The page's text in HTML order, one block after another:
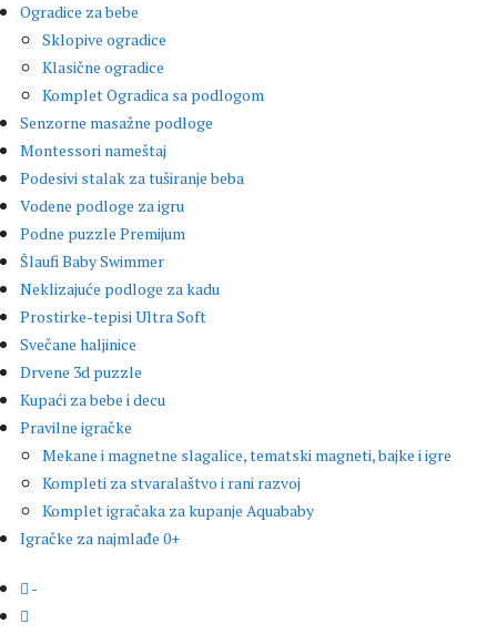
Ogradice za bebe
Sklopive ogradice
Klasične ogradice
Komplet Ogradica sa podlogom
Senzorne masažne podloge
Montessori nameštaj
Podesivi stalak za tuširanje beba
Vodene podloge za igru
Podne puzzle Premijum
Šlaufi Baby Swimmer
Neklizajuće podloge za kadu
Prostirke-tepisi Ultra Soft
Svečane haljinice
Drvene 3d puzzle
Kupaći za bebe i decu
Pravilne igračke
Mekane i magnetne slagalice, tematski magneti, bajke i igre
Kompleti za stvaralaštvo i rani razvoj
Komplet igračaka za kupanje Aquababy
Igračke za najmlađe 0+
-